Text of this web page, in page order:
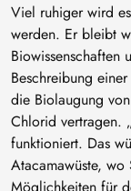
Viel ruhiger wird
werden. Er bleibt
Biowissenschaften
Beschreibung
die Biolaugung
Chlorid vertragen.
funktioniert. Das
Atacamawüste, wo
Möglichkeiten für